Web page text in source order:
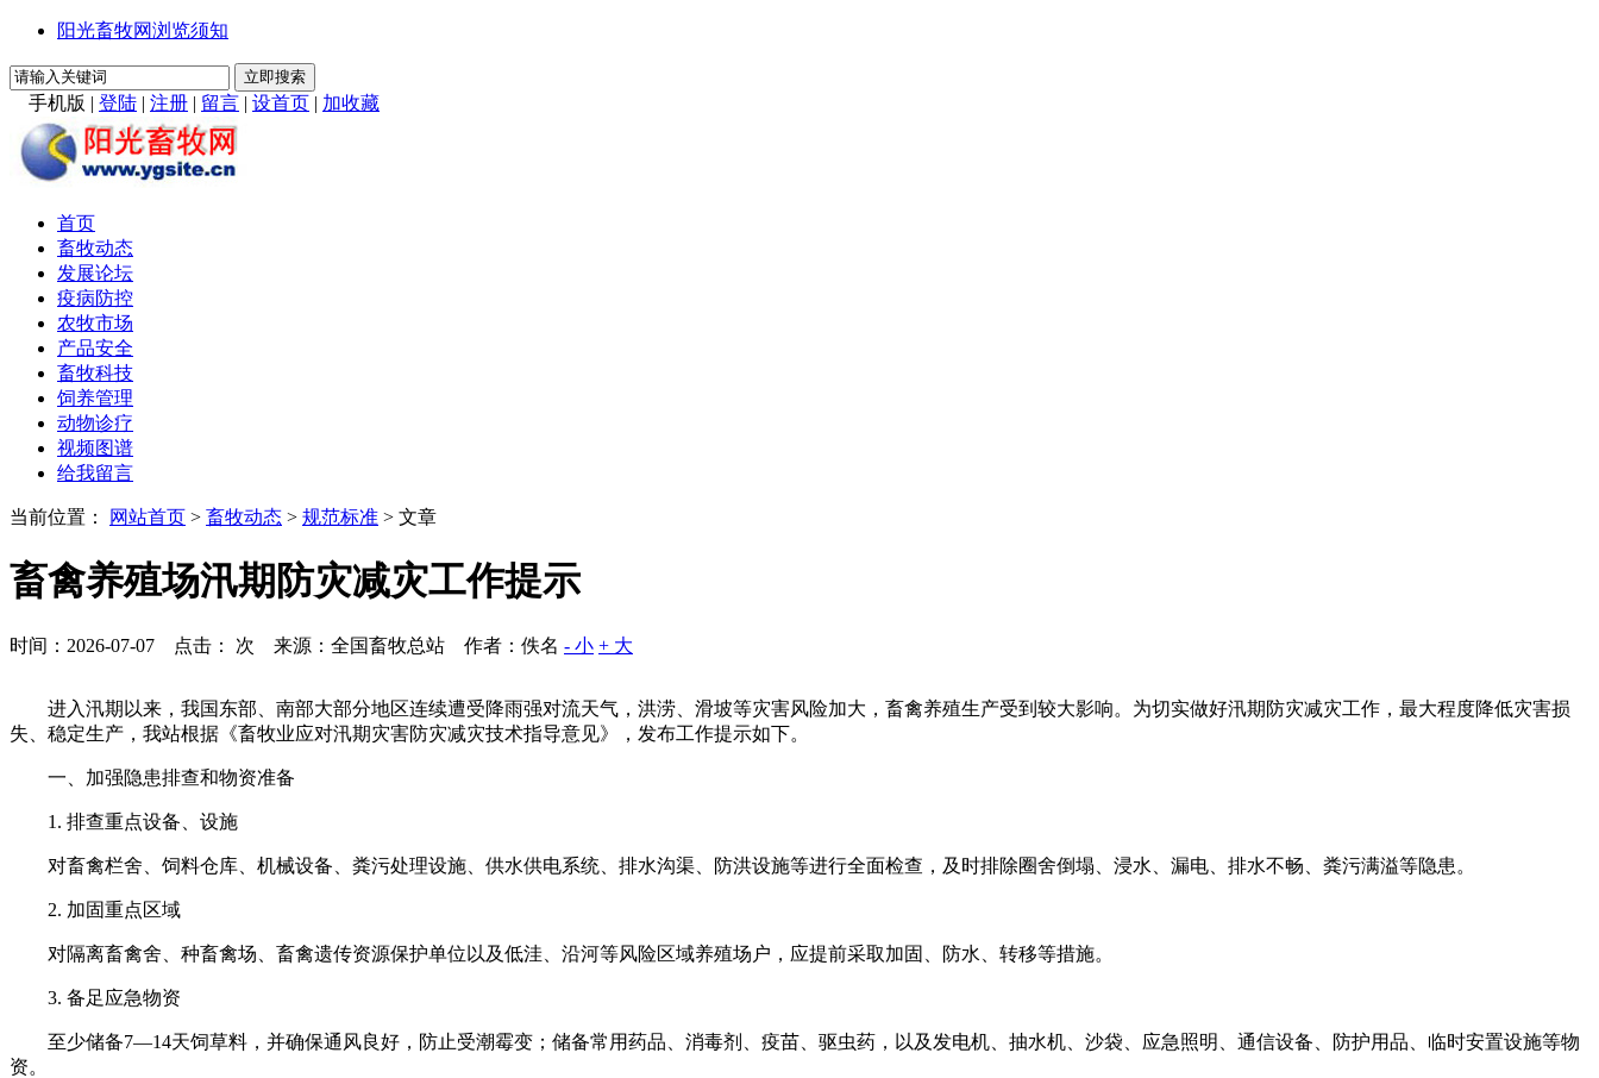
阳光畜牧网浏览须知
手机版 | 登陆 | 注册 | 留言 | 设首页 | 加收藏
首页
畜牧动态
发展论坛
疫病防控
农牧市场
产品安全
畜牧科技
饲养管理
动物诊疗
视频图谱
给我留言
当前位置： 网站首页 > 畜牧动态 > 规范标准 > 文章
畜禽养殖场汛期防灾减灾工作提示
时间：2026-07-07 点击： 次 来源：全国畜牧总站 作者：佚名 - 小 + 大
进入汛期以来，我国东部、南部大部分地区连续遭受降雨强对流天气，洪涝、滑坡等灾害风险加大，畜禽养殖生产受到较大影响。为切实做好汛期防灾减灾工作，最大程度降低灾害损
失、稳定生产，我站根据《畜牧业应对汛期灾害防灾减灾技术指导意见》，发布工作提示如下。
一、加强隐患排查和物资准备
1. 排查重点设备、设施
对畜禽栏舍、饲料仓库、机械设备、粪污处理设施、供水供电系统、排水沟渠、防洪设施等进行全面检查，及时排除圈舍倒塌、浸水、漏电、排水不畅、粪污满溢等隐患。
2. 加固重点区域
对隔离畜禽舍、种畜禽场、畜禽遗传资源保护单位以及低洼、沿河等风险区域养殖场户，应提前采取加固、防水、转移等措施。
3. 备足应急物资
至少储备7—14天饲草料，并确保通风良好，防止受潮霉变；储备常用药品、消毒剂、疫苗、驱虫药，以及发电机、抽水机、沙袋、应急照明、通信设备、防护用品、临时安置设施等物
资。